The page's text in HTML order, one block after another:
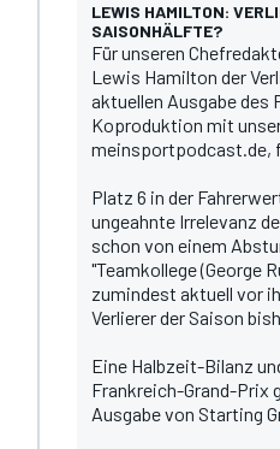
LEWIS HAMILTON:
SAISONHÄLFTE?
Für unseren
Lewis Hamilton der
aktuellen Ausgabe des
Koproduktion mit
meinsportpodcast.de,
Platz 6 in der
ungeahnte Irrelevanz
schon von einem
"Teamkollege (George
zumindest aktuell vor
Verlierer der Saison
Eine Halbzeit-Bilanz
Frankreich-Grand-Prix
Ausgabe von Starting